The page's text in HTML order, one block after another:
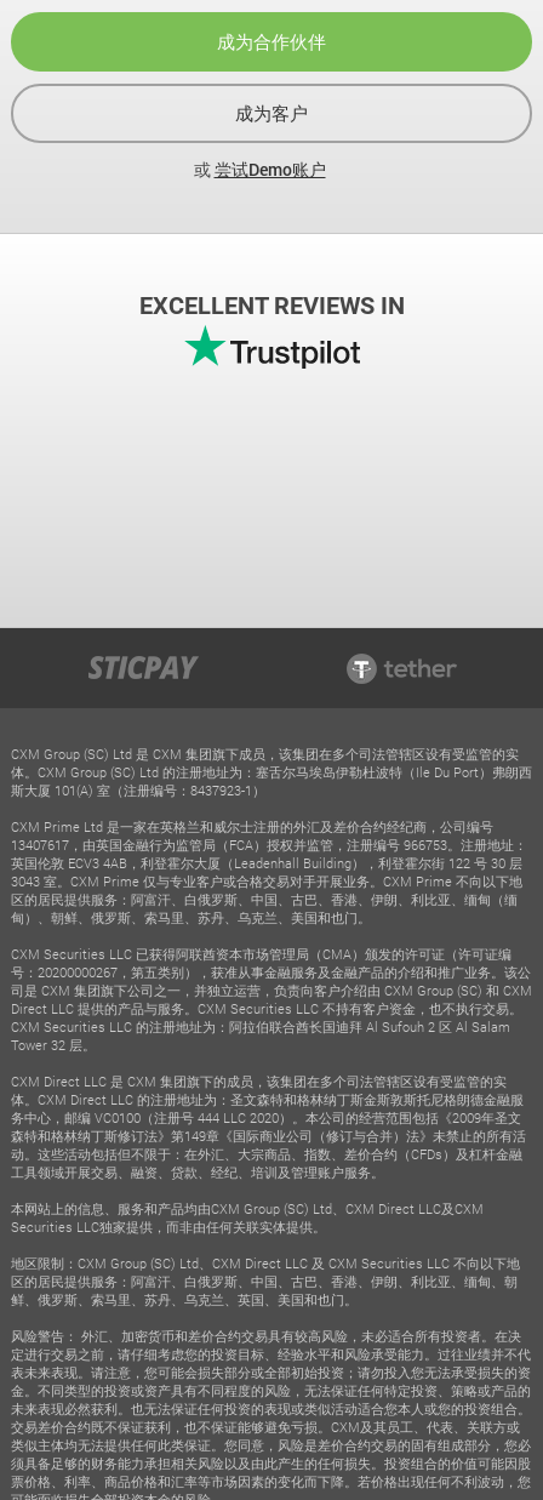
成为合作伙伴
成为客户
或尝试Demo账户
EXCELLENT REVIEWS IN
CXM Group (SC) Ltd 是 CXM 集团旗下成员，该集团在多个司法管辖区设有受监管的实
体。CXM Group (SC) Ltd 的注册地址为：塞舌尔马埃岛伊勒杜波特（Ile Du Port）弗朗西
斯大厦 101(A) 室（注册编号：8437923-1）
CXM Prime Ltd 是一家在英格兰和威尔士注册的外汇及差价合约经纪商，公司编号
13407617，由英国金融行为监管局（FCA）授权并监管，注册编号 966753。注册地址：
英国伦敦 ECV3 4AB，利登霍尔大厦（Leadenhall Building），利登霍尔街 122 号 30 层
3043 室。CXM Prime 仅与专业客户或合格交易对手开展业务。CXM Prime 不向以下地
区的居民提供服务：阿富汗、白俄罗斯、中国、古巴、香港、伊朗、利比亚、缅甸（缅
甸）、朝鲜、俄罗斯、索马里、苏丹、乌克兰、美国和也门。
CXM Securities LLC 已获得阿联酋资本市场管理局（CMA）颁发的许可证（许可证编
号：20200000267，第五类别），获准从事金融服务及金融产品的介绍和推广业务。该公
司是 CXM 集团旗下公司之一，并独立运营，负责向客户介绍由 CXM Group (SC) 和 CXM
Direct LLC 提供的产品与服务。CXM Securities LLC 不持有客户资金，也不执行交易。
CXM Securities LLC 的注册地址为：阿拉伯联合酋长国迪拜 Al Sufouh 2 区 Al Salam
Tower 32 层。
CXM Direct LLC 是 CXM 集团旗下的成员，该集团在多个司法管辖区设有受监管的实
体。CXM Direct LLC 的注册地址为：圣文森特和格林纳丁斯金斯敦斯托尼格朗德金融服
务中心，邮编 VC0100（注册号 444 LLC 2020）。本公司的经营范围包括《2009年圣文
森特和格林纳丁斯修订法》第149章《国际商业公司（修订与合并）法》未禁止的所有活
动。这些活动包括但不限于：在外汇、大宗商品、指数、差价合约（CFDs）及杠杆金融
工具领域开展交易、融资、贷款、经纪、培训及管理账户服务。
本网站上的信息、服务和产品均由CXM Group (SC) Ltd、CXM Direct LLC及CXM
Securities LLC独家提供，而非由任何关联实体提供。
地区限制：CXM Group (SC) Ltd、CXM Direct LLC 及 CXM Securities LLC 不向以下地
区的居民提供服务：阿富汗、白俄罗斯、中国、古巴、香港、伊朗、利比亚、缅甸、朝
鲜、俄罗斯、索马里、苏丹、乌克兰、英国、美国和也门。
风险警告： 外汇、加密货币和差价合约交易具有较高风险，未必适合所有投资者。在决
定进行交易之前，请仔细考虑您的投资目标、经验水平和风险承受能力。过往业绩并不代
表未来表现。请注意，您可能会损失部分或全部初始投资；请勿投入您无法承受损失的资
金。不同类型的投资或资产具有不同程度的风险，无法保证任何特定投资、策略或产品的
未来表现必然获利。也无法保证任何投资的表现或类似活动适合您本人或您的投资组合。
交易差价合约既不保证获利，也不保证能够避免亏损。CXM及其员工、代表、关联方或
类似主体均无法提供任何此类保证。您同意，风险是差价合约交易的固有组成部分，您必
须具备足够的财务能力承担相关风险以及由此产生的任何损失。投资组合的价值可能因股
票价格、利率、商品价格和汇率等市场因素的变化而下降。若价格出现任何不利波动，您